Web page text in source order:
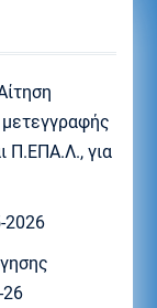
Π.ΕΠΑ.Λ., για
26